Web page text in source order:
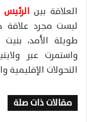
العلاقة بين
ليست مجرد علاقة
طويلة الأمد،
واستمرت عبر
التحولات الإقليمية
مقالات ذات صلة